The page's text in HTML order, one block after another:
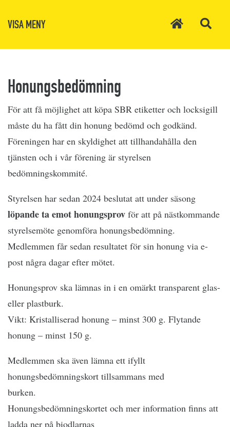
VISA MENY
Honungsbedömning
För att få möjlighet att köpa SBR etiketter och locksigill
måste du ha fått din honung bedömd och godkänd.
Föreningen har en skyldighet att tillhandahålla den
tjänsten och i vår förening är styrelsen
bedömningskommité.
Styrelsen har sedan 2024 beslutat att under säsong
löpande ta emot honungsprov för att på nästkommande
styrelsemöte genomföra honungsbedömning.
Medlemmen får sedan resultatet för sin honung via e-
post några dagar efter mötet.
Honungsprov ska lämnas in i en omärkt transparent glas-
eller plastburk.
Vikt: Kristalliserad honung – minst 300 g. Flytande
honung – minst 150 g.
Medlemmen ska även lämna ett ifyllt
honungsbedömningskort tillsammans med
burken.
Honungsbedömningskortet och mer information finns att
ladda ner på biodlarnas